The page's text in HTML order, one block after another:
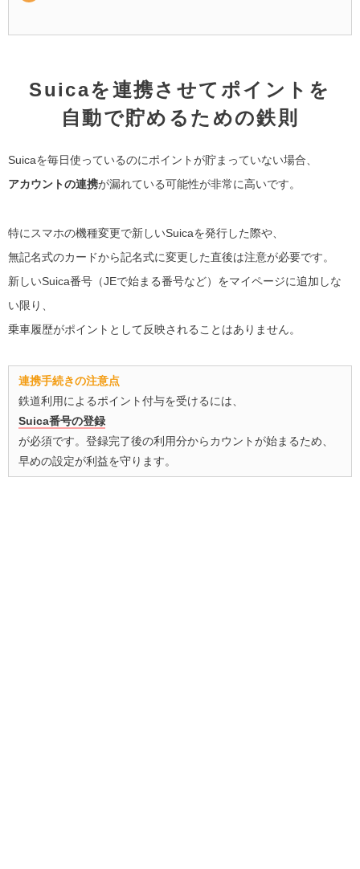
Suicaを連携させてポイントを
自動で貯めるための鉄則
Suicaを毎日使っているのにポイントが貯まっていない場合、
アカウントの連携が漏れている可能性が非常に高いです。
特にスマホの機種変更で新しいSuicaを発行した際や、
無記名式のカードから記名式に変更した直後は注意が必要です。
新しいSuica番号（JEで始まる番号など）をマイページに追加しな
い限り、
乗車履歴がポイントとして反映されることはありません。
連携手続きの注意点
鉄道利用によるポイント付与を受けるには、
Suica番号の登録
が必須です。登録完了後の利用分からカウントが始まるため、
早めの設定が利益を守ります。